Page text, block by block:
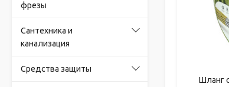
фрезы
Сантехника и
канализация
Средства защиты
Шланг